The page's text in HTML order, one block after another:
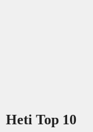
Heti Top 10